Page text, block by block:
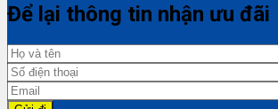
Để lại thông tin nhận ưu đãi